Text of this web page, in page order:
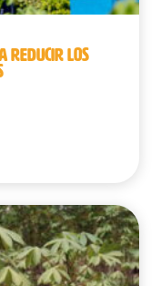
REDUCIR LOS